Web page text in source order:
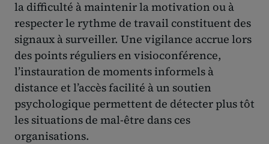
la difficulté à maintenir la motivation ou à
respecter le rythme de travail constituent des
signaux à surveiller. Une vigilance accrue lors
des points réguliers en visioconférence,
l’instauration de moments informels à
distance et l’accès facilité à un soutien
psychologique permettent de détecter plus tôt
les situations de mal-être dans ces
organisations.